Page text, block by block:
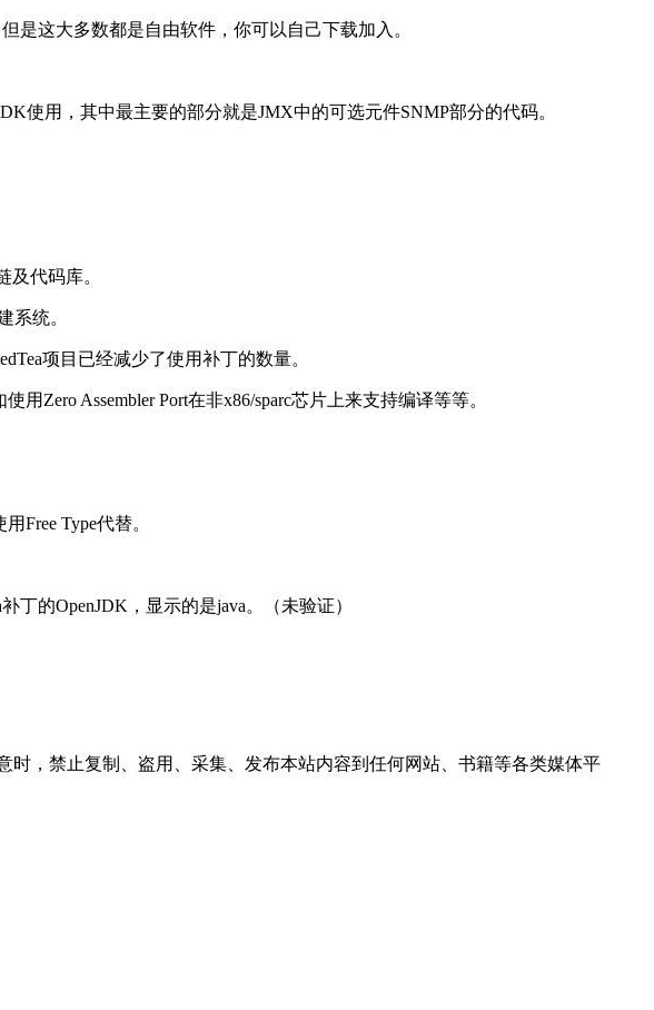
是这大多数都是自由软件，你可以自己下载加入。
使用，其中最主要的部分就是JMX中的可选元件SNMP部分的代码。
及代码库。
系统。
项目已经减少了使用补丁的数量。
Zero Assembler Port在非x86/sparc芯片上来支持编译等等。
Free Type代替。
丁的OpenJDK，显示的是java。（未验证）
，禁止复制、盗用、采集、发布本站内容到任何网站、书籍等各类媒体平